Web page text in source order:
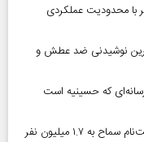
| بیش از ۱۰.۵ میلیون نفر با محدودیت عملکردی
نوشیدنی ضد عطش و
رسانه‌ای که حسینیه است
آغاز رسمی برنامه‌های اربعین ۱۴۰۵ در مرز‌ها | ثبت‌نام سماح به ۱.۷ میلیون نفر